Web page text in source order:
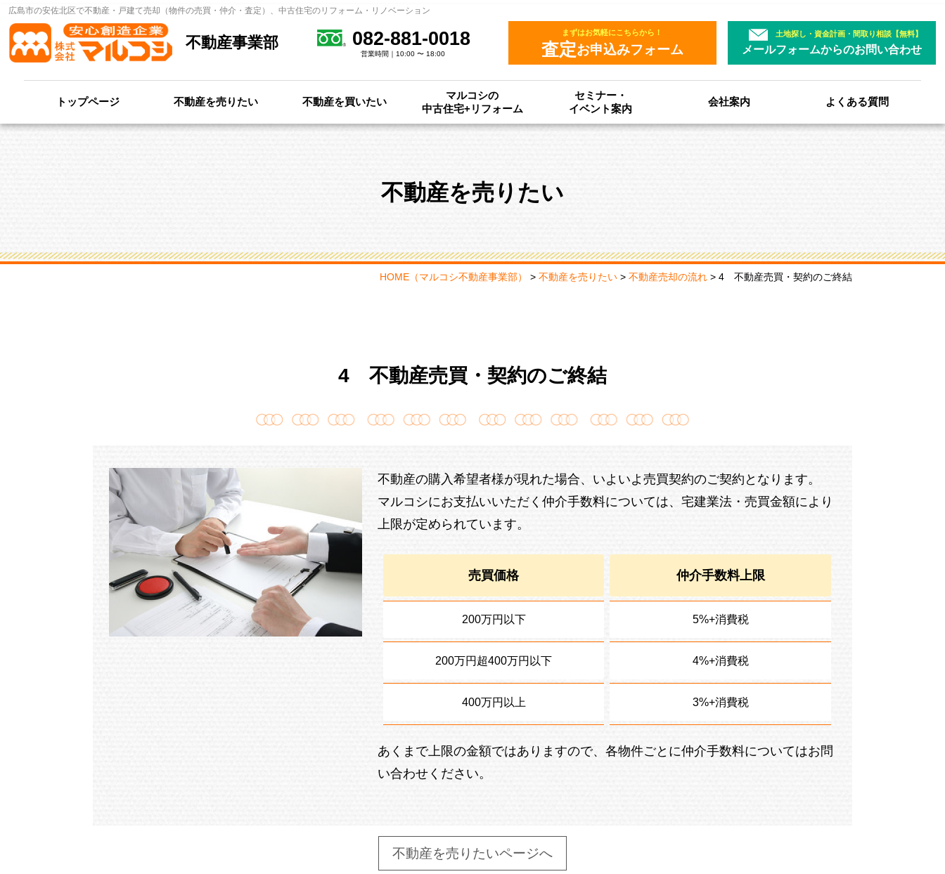
広島市の安佐北区で不動産・戸建て売却（物件の売買・仲介・査定）、中古住宅のリフォーム・リノベーション
不動産事業部 082-881-0018
営業時間｜10:00 〜 18:00
まずはお気軽にこちらから！
査定お申込みフォーム
土地探し・資金計画・間取り相談【無料】
メールフォームからのお問い合わせ
トップページ 不動産を売りたい 不動産を買いたい
マルコシの
中古住宅+リフォーム
セミナー・
イベント案内
会社案内 よくある質問
不動産を売りたい
HOME （マルコシ不動産事業部） > 不動産を売りたい > 不動産売却の流れ > 4 不動産売買・契約のご終結
4 不動産売買・契約のご終結
不動産の購入希望者様が現れた場合、いよいよ売買契約のご契約となります。
マルコシにお支払いいただく仲介手数料については、宅建業法・売買金額により
上限が定められています。
売買価格 仲介手数料上限
200万円以下 5%+消費税
200万円超400万円以下 4%+消費税
400万円以上 3%+消費税
あくまで上限の金額ではありますので、各物件ごとに仲介手数料についてはお問
い合わせください。
不動産を売りたいページへ